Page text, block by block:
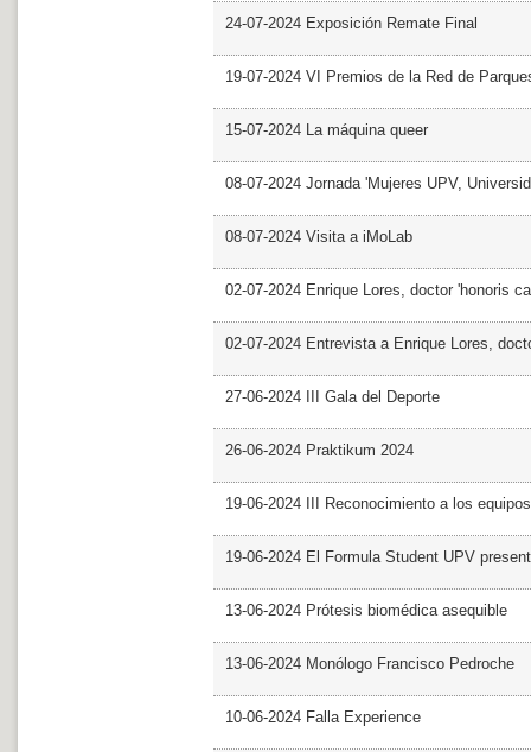
24-07-2024 Exposición Remate Final
19-07-2024 VI Premios de la Red de
15-07-2024 La máquina queer
08-07-2024 Jornada 'Mujeres UPV,
08-07-2024 Visita a iMoLab
02-07-2024 Enrique Lores, doctor 'honoris
02-07-2024 Entrevista a Enrique Lores,
27-06-2024 III Gala del Deporte
26-06-2024 Praktikum 2024
19-06-2024 III Reconocimiento a los
19-06-2024 El Formula Student UPV
13-06-2024 Prótesis biomédica asequible
13-06-2024 Monólogo Francisco Pedroche
10-06-2024 Falla Experience